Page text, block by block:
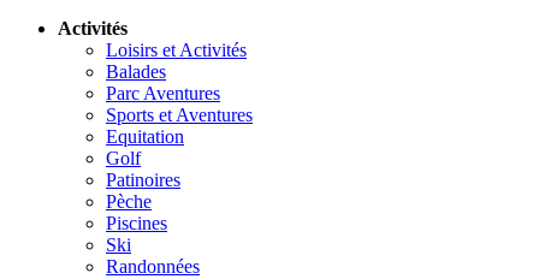
Activités
Loisirs et Activités
Balades
Parc Aventures
Sports et Aventures
Equitation
Golf
Patinoires
Pèche
Piscines
Ski
Randonnées